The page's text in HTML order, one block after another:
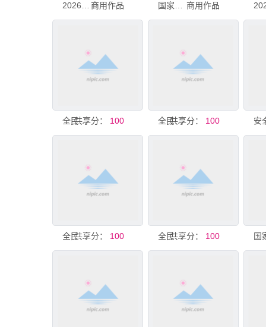
2026年全民国家安全教育日 商用作品 国家安全教育日 商用作品
全民国家安全教育日宣传图
共享分： 100 全民国家安全教育日
共享分： 100
全民国家安全教育日宣传图
共享分： 100 全民国家安全教育日海报
共享分： 100